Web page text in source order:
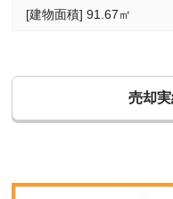
[建物面積] 91.67㎡
売却